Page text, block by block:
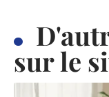
sur le